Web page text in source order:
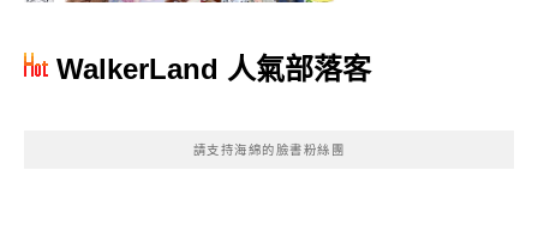
WalkerLand 人氣部落客
請支持海綿的臉書粉絲團